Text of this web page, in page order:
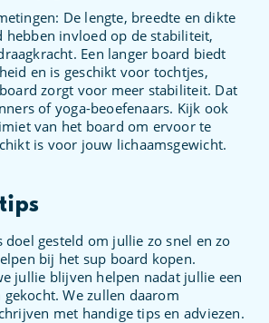
De lengte, breedte en dikte
hebben invloed op de stabiliteit,
Een langer board biedt
en is geschikt voor tochtjes,
zorgt voor meer stabiliteit. Dat
of yoga-beoefenaars. Kijk ook
van het board om ervoor te
is voor jouw lichaamsgewicht.
doel gesteld om jullie zo snel en zo
bij het sup board kopen.
jullie blijven helpen nadat jullie een
gekocht. We zullen daarom
met handige tips en adviezen.